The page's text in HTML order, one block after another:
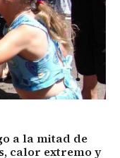
a la mitad de
calor extremo y